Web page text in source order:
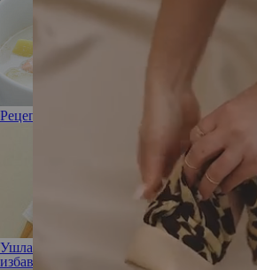
Рецепт от шефа: финский рыбный суп из
Ушла эпоха! Девушка-мем с бровями на
избавилась